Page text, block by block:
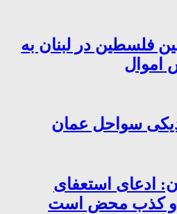
فلسطین در لبنان به
اموال
سواحل عمان
ادعای استعفای
و کذب محض است